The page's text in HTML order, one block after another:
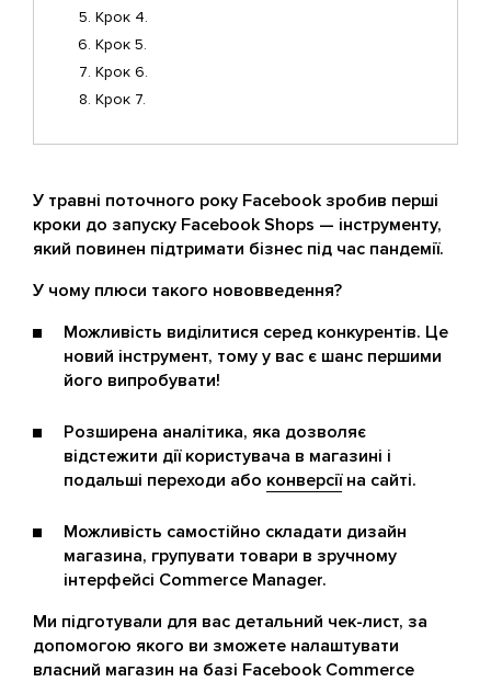
Крок 4.
Крок 5.
Крок 6.
Крок 7.
У травні поточного року Facebook зробив перші
кроки до запуску Facebook Shops — інструменту,
який повинен підтримати бізнес під час пандемії.
У чому плюси такого нововведення?
Можливість виділитися серед конкурентів. Це
новий інструмент, тому у вас є шанс першими
його випробувати!
Розширена аналітика, яка дозволяє
відстежити дії користувача в магазині і
подальші переходи або конверсіїна сайті.
Можливість самостійно складати дизайн
магазина, групувати товари в зручному
інтерфейсі Commerce Manager.
Ми підготували для вас детальний чек-лист, за
допомогою якого ви зможете налаштувати
власний магазин на базі Facebook Commerce